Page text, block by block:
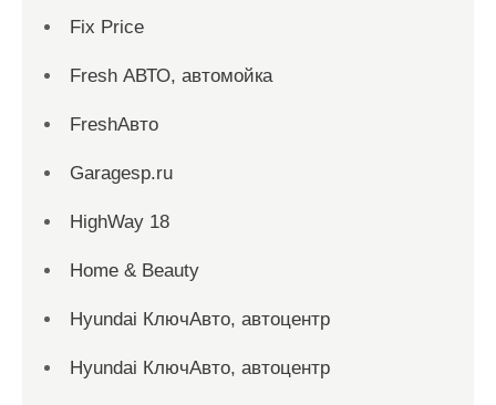
Fix Price
Fresh АВТО, автомойка
FreshАвто
Garagesp.ru
HighWay 18
Home & Beauty
Hyundai КлючАвто, автоцентр
Hyundai КлючАвто, автоцентр